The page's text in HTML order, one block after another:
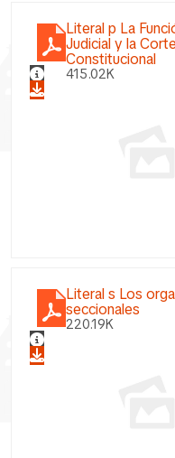
Literal p La
Judicial y la
Constitucional
415.02K
Literal s Los
seccionales
220.19K